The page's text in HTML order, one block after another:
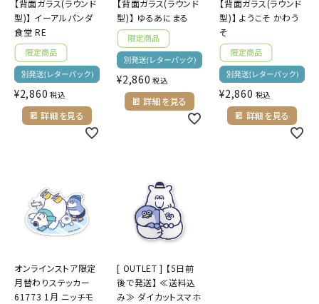
【背面ガラス(ラウンド
型)】 イーアルパンダ
食堂 RE
¥2,860 税込
詳細を見る
【背面ガラス(ラウンド
型)】 ゆるあにまる
¥2,860 税込
詳細を見る
【背面ガラス(ラウンド
型)】 ようこそ かわう
そ
¥2,860 税込
詳細を見る
オンラインストア限定
月替わりステッカー
61773 1月 ニッチモ
[ OUTLET ] 【5日前
後で発送】 ≪送料込
み≫ ダイカットスマホ